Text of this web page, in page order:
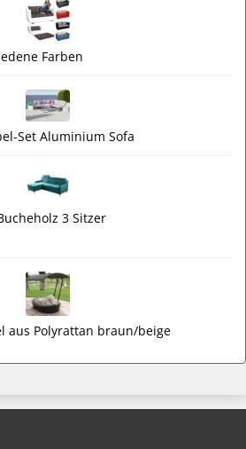
Farben
Set Aluminium Sofa
3 Sitzer
aus Polyrattan braun/beige